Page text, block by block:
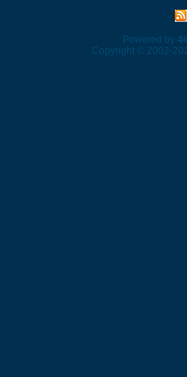
Powered by
Copyright © 2002-